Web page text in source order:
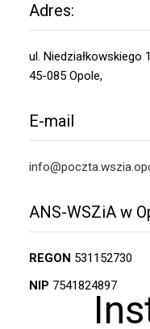
Adres:
ul. Niedziałkowskiego
45-085 Opole,
E-mail
ANS-WSZiA w
REGON 531152730
NIP 7541824897